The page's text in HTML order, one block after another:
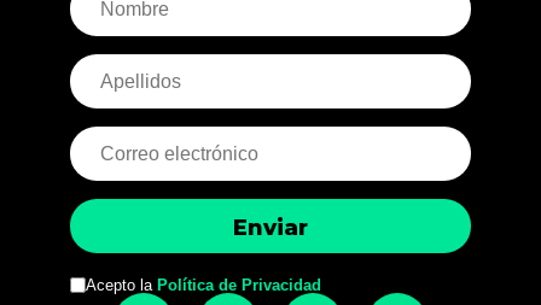
Acepto la Política de Privacidad